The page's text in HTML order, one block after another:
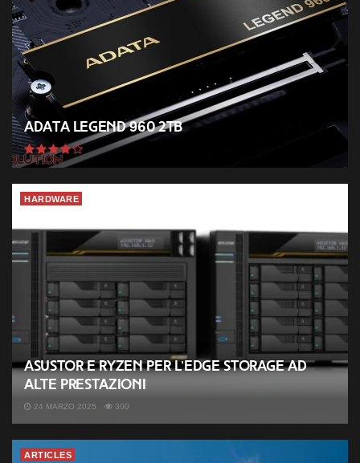
ADATA Legend 960 2TB
HARDWARE
ASUSTOR e Ryzen per l’Edge Storage ad
alte prestazioni
24 MARZO 2025 300
ARTICLES